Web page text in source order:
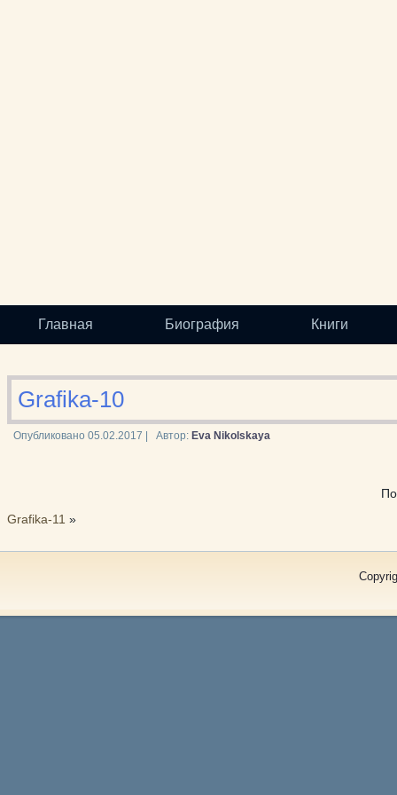
Главная Биография Книги
Grafika-10
Опубликовано 05.02.2017 Автор: Eva Nikolskaya
Grafika-11 »